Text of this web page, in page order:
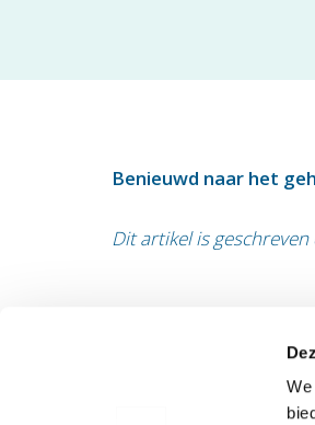
Benieuwd naar het
Dit artikel is